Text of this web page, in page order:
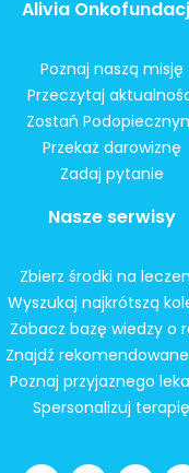
Alivia
Poznaj naszą misję
Przeczytaj
Zostań
Przekaż darowiznę
Zadaj pytanie
Nasze serwisy
Zbierz środki na
Wyszukaj najkrótszą
Zobacz bazę wiedzy o
Znajdź
Poznaj przyjaznego
Spersonalizuj terapię